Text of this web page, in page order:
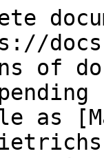
of
as